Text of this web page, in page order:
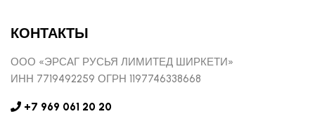
КОНТАКТЫ
ООО «ЭРСАГ РУСЬЯ ЛИМИТЕД ШИРКЕТИ»
ИНН 7719492259 ОГРН 1197746338668
+7 969 061 20 20